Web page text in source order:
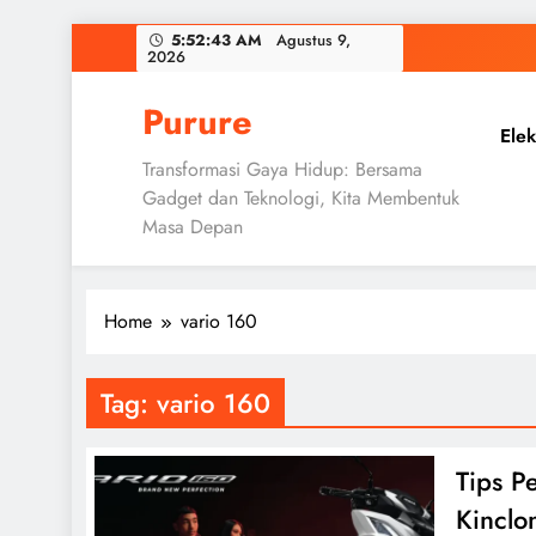
to
5:52:44 AM Agustus 9,
2026
Purure
Transformasi Gaya Hidup: Bersama
Gadget dan Teknologi, Kita Membentuk
Masa Depan
Home vario 160
Tag: vario 160
Tips